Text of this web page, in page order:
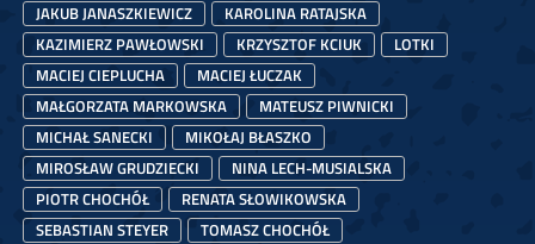
JAKUB JANASZKIEWICZ
KAROLINA RATAJSKA
KAZIMIERZ PAWŁOWSKI
KRZYSZTOF KCIUK
LOTKI
MACIEJ CIEPLUCHA
MACIEJ ŁUCZAK
MAŁGORZATA MARKOWSKA
MATEUSZ PIWNICKI
MICHAŁ SANECKI
MIKOŁAJ BŁASZKO
MIROSŁAW GRUDZIECKI
NINA LECH-MUSIALSKA
PIOTR CHOCHÓŁ
RENATA SŁOWIKOWSKA
SEBASTIAN STEYER
TOMASZ CHOCHÓŁ